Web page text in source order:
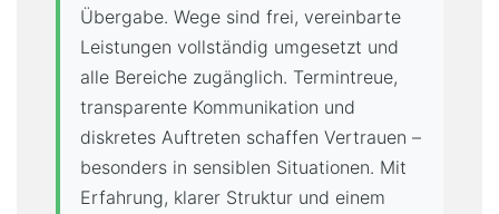
Übergabe. Wege sind frei, vereinbarte
Leistungen vollständig umgesetzt und
alle Bereiche zugänglich. Termintreue,
transparente Kommunikation und
diskretes Auftreten schaffen Vertrauen –
besonders in sensiblen Situationen. Mit
Erfahrung, klarer Struktur und einem